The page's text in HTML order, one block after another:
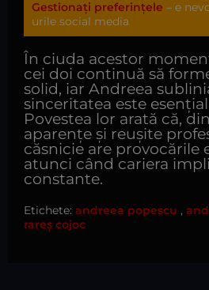
Gestionați preferințele – e
urile social media
În ciuda acestor
cei doi continuă să
solid, iar Andreea
sinceritatea este
Povestea lor arată că,
aparențe și reușite
căsnicie are provocările
atunci când cariera
constante.
Etichete: andreea popescu ,
rareș cojoc